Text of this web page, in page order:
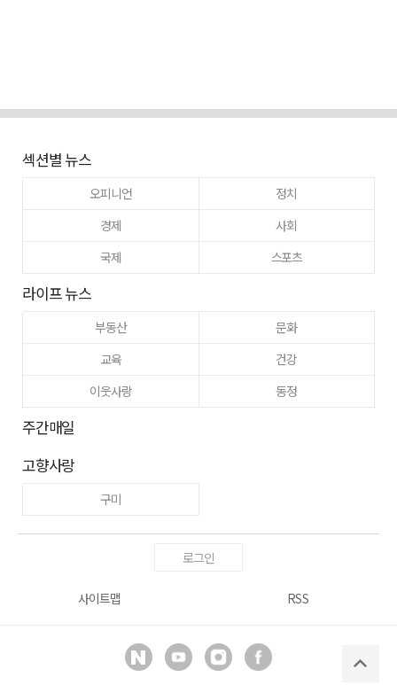
섹션별 뉴스
오피니언
정치
경제
사회
국제
스포츠
라이프 뉴스
부동산
문화
교육
건강
이웃사랑
동정
주간매일
고향사랑
구미
로그인
사이트맵 RSS